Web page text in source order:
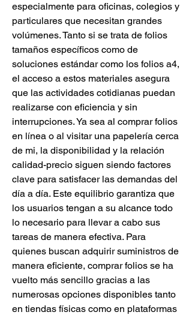
especialmente para oficinas, colegios y
particulares que necesitan grandes
volúmenes. Tanto si se trata de folios
tamaños específicos como de
soluciones estándar como los folios a4,
el acceso a estos materiales asegura
que las actividades cotidianas puedan
realizarse con eficiencia y sin
interrupciones. Ya sea al comprar folios
en línea o al visitar una papelería cerca
de mi, la disponibilidad y la relación
calidad-precio siguen siendo factores
clave para satisfacer las demandas del
día a día. Este equilibrio garantiza que
los usuarios tengan a su alcance todo
lo necesario para llevar a cabo sus
tareas de manera efectiva. Para
quienes buscan adquirir suministros de
manera eficiente, comprar folios se ha
vuelto más sencillo gracias a las
numerosas opciones disponibles tanto
en tiendas físicas como en plataformas